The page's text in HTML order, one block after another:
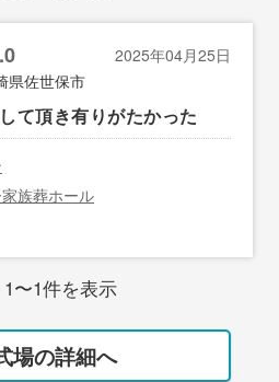
2025年04月25日
県佐世保市
て頂き有りがたかった
族葬ホール
〜1件を表示
場の詳細へ